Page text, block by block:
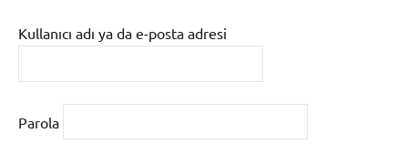
Kullanıcı adı ya da e-posta adresi
Parola